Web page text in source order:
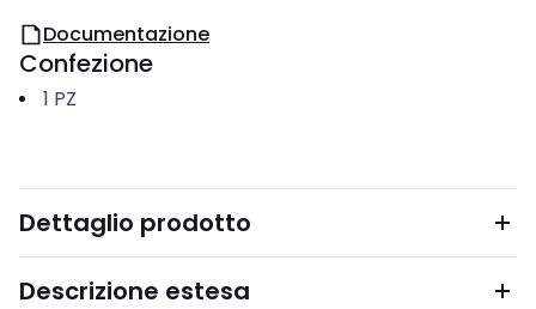
Documentazione
Confezione
1 PZ
Dettaglio prodotto
Descrizione estesa